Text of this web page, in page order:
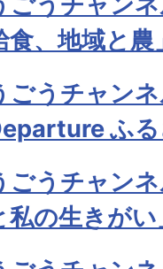
食、地域と農
ごうチャン
ふ
ごうチャン
私の生きがい